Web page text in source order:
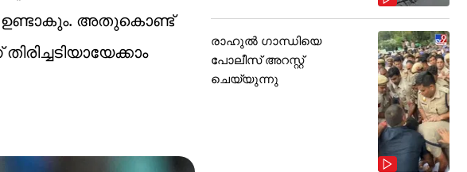
ഉണ്ടാകും. അതുകൊണ്ട്
രാഹുൽ ഗാന്ധിയെ
പോലീസ് അറസ്റ്റ്
ചെയ്യുന്നു